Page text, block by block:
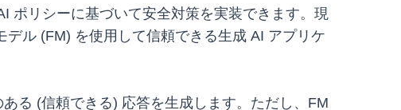
ポリシーに基づいて安全対策を実装できます。現
ル (FM) を使用して信頼できる生成 AI アプリケ
る (信頼できる) 応答を生成します。ただし、FM